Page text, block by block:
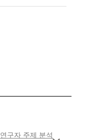
연구자 주제 분석